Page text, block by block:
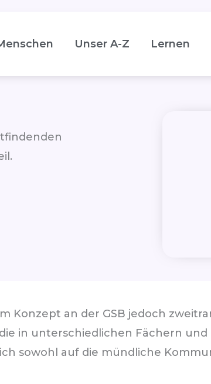
Unser A-Z Lernen
Konzept an der GSB jedoch
in unterschiedlichen Fächern
sowohl auf die mündliche